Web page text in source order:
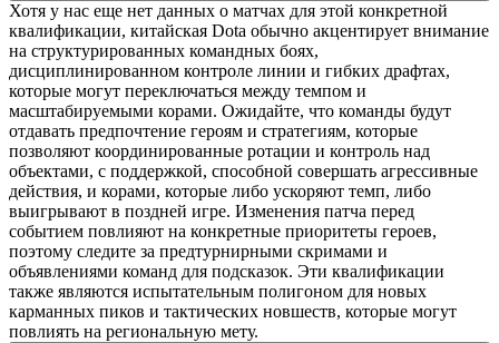
Хотя у нас еще нет данных о матчах для этой конкретной
квалификации, китайская Dota обычно акцентирует внимание
на структурированных командных боях,
дисциплинированном контроле линии и гибких драфтах,
которые могут переключаться между темпом и
масштабируемыми корами. Ожидайте, что команды будут
отдавать предпочтение героям и стратегиям, которые
позволяют координированные ротации и контроль над
объектами, с поддержкой, способной совершать агрессивные
действия, и корами, которые либо ускоряют темп, либо
выигрывают в поздней игре. Изменения патча перед
событием повлияют на конкретные приоритеты героев,
поэтому следите за предтурнирными скримами и
объявлениями команд для подсказок. Эти квалификации
также являются испытательным полигоном для новых
карманных пиков и тактических новшеств, которые могут
повлиять на региональную мету.